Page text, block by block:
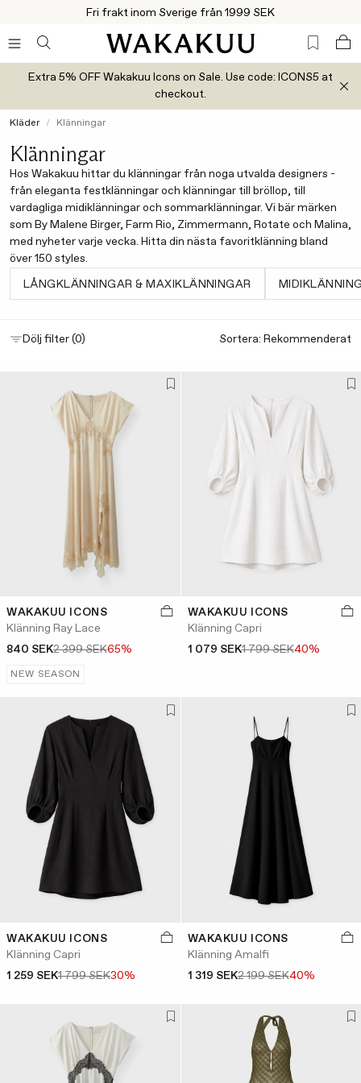
Fri frakt inom Sverige från 1999 SEK
Extra 5% OFF Wakakuu Icons on Sale. Use code: ICONS5 at
checkout.
Kläder Klänningar
Klänningar
Hos Wakakuu hittar du klänningar från noga utvalda designers -
från eleganta festklänningar och klänningar till bröllop, till
vardagliga midiklänningar och sommarklänningar. Vi bär märken
som By Malene Birger, Farm Rio, Zimmermann, Rotate och Malina,
med nyheter varje vecka. Hitta din nästa favoritklänning bland
över 150 styles.
LÅNGKLÄNNINGAR & MAXIKLÄNNINGAR
Dölj filter (0) Sortera:
WAKAKUU ICONS
Klänning Ray Lace
840 SEK2 399 SEK65%
NEW SEASON
WAKAKUU ICONS
Klänning Capri
1 079 SEK1 799 SEK40%
WAKAKUU ICONS
Klänning Capri
1 259 SEK1 799 SEK30%
WAKAKUU ICONS
Klänning Amalfi
1 319 SEK2 199 SEK40%